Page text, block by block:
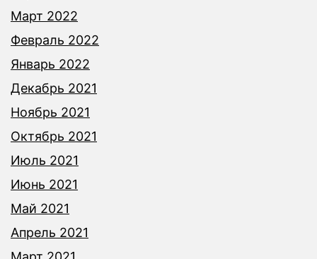
Март 2022
Февраль 2022
Январь 2022
Декабрь 2021
Ноябрь 2021
Октябрь 2021
Июль 2021
Июнь 2021
Май 2021
Апрель 2021